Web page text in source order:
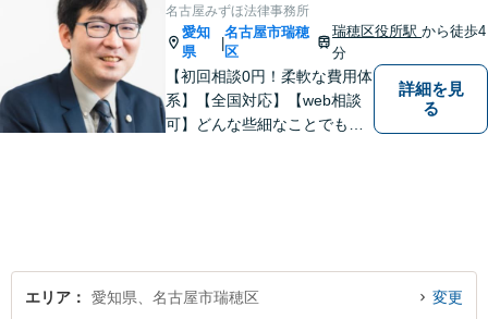
名古屋みずほ法律事務所
愛知
県
|
名古屋市瑞穂
区
瑞穂区役所駅から徒歩4
分
【初回相談0円！柔軟な費用体
系】【全国対応】【web相談
可】どんな些細なことでもお
詳細を見
る
エリア 愛知県、名古屋市瑞穂区 変更